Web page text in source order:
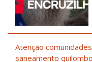
Atenção
saneamento